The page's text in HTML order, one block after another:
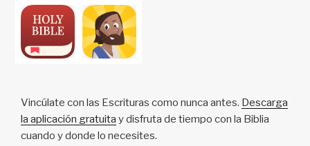
Vincúlate con las Escrituras como nunca antes. Descarga
la aplicación gratuita y disfruta de tiempo con la Biblia
cuando y donde lo necesites.